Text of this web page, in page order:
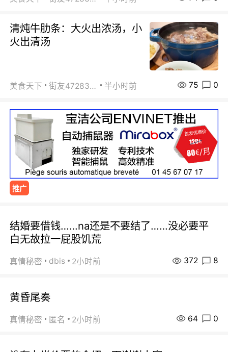
清炖牛肋条：大火出浓汤，小
火出清汤
美食天下 街友472838572 半小时前 75 0
推广
结婚要借钱……na还是不要结了……没必要平
白无故拉一屁股饥荒
真情秘密 dbis 2小时前 372 8
黄昏尾奏
真情秘密 匿名 2小时前 64 0